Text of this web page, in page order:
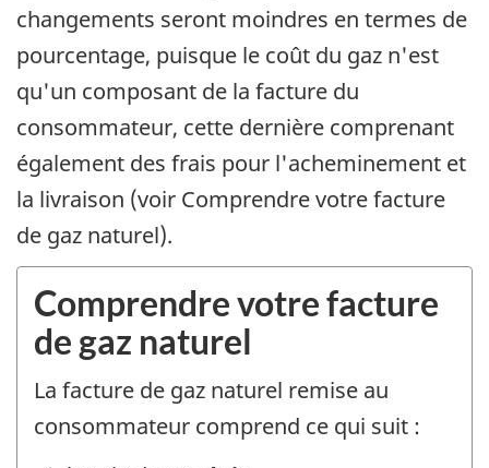
changements seront moindres en termes de
pourcentage, puisque le coût du gaz n'est
qu'un composant de la facture du
consommateur, cette dernière comprenant
également des frais pour l'acheminement et
la livraison (voir Comprendre votre facture
de gaz naturel).
Comprendre votre facture
de gaz naturel
La facture de gaz naturel remise au
consommateur comprend ce qui suit :